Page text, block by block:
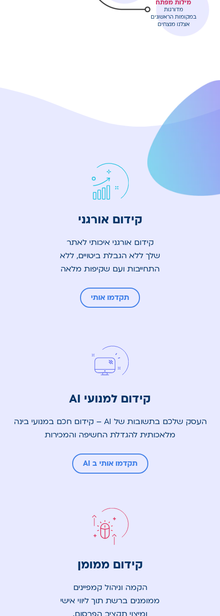
מילות מפתח
מדורגות
במקומות הראשונים
אצלנו מנצחים
קידום אורגני
קידום אורגני איכותי לאתר
שלך ללא הגבלת ביטויים, ללא
התחייבות ועם שקיפות מלאה
תקדמו אותי
קידום למנועי AI
העסק שלכם בתשובות של AI – קידום חכם במנועי בינה
מלאכותית להגדלת החשיפה והמכירות
תקדמו אותי ב AI
קידום ממומן
הקמה וניהול קמפיינים
ממומנים ברשת תוך ליווי אישי